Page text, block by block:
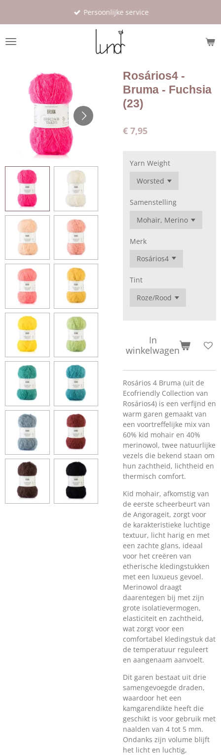
de
Persoonlijke service
Rosários4 -
Bruma - Fuchsia
(23)
€ 7,95
Yarn Weight
Samenstelling
Merk
Tint
In
winkelwagen
Rosários 4 Bruma (uit de
Ecofriendly Collection van
Rosários4) is een verfijnd en
warm garen gemaakt van
een voortreffelijke mix van
60% kid mohair en 40%
merinowol, twee natuurlijke
vezels die bekend staan om
hun zachtheid, lichtheid en
thermisch comfort.
Kid mohair, afkomstig van
de eerste scheerbeurt van
de Angorageit, zorgt voor
de karakteristieke luchtige
textuur, licht harig en met
een zachte glans, ideaal
voor het creëren van
etherische kledingstukken
met een luxueus gevoel.
Merinowol draagt
daarentegen bij met zijn
grote isolatievermogen,
elasticiteit en zachtheid,
wat zorgt voor een
comfortabel kledingstuk dat
de temperatuur reguleert
en aangenaam aanvoelt.
Dit garen bestaat uit drie
samengevoegde draden,
waardoor het een
kamgarendikte heeft die
geschikt is voor gebruik met
naalden van 4 tot 5 mm.
Ondanks zijn volume blijft
het licht en luchtig,